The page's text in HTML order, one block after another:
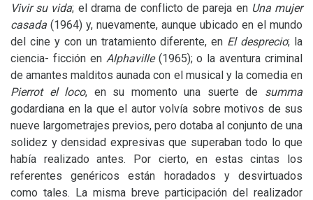
Vivir su vida; el drama de conflicto de pareja en Una mujer
casada (1964) y, nuevamente, aunque ubicado en el mundo
del cine y con un tratamiento diferente, en El desprecio; la
ciencia- ficción en Alphaville (1965); o la aventura criminal
de amantes malditos aunada con el musical y la comedia en
Pierrot el loco, en su momento una suerte de summa
godardiana en la que el autor volvía sobre motivos de sus
nueve largometrajes previos, pero dotaba al conjunto de una
solidez y densidad expresivas que superaban todo lo que
había realizado antes. Por cierto, en estas cintas los
referentes genéricos están horadados y desvirtuados
como tales. La misma breve participación del realizador